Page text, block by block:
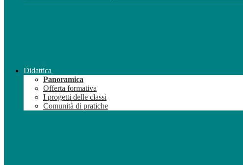
Didattica
Panoramica
Offerta formativa
I progetti delle classi
Comunità di pratiche